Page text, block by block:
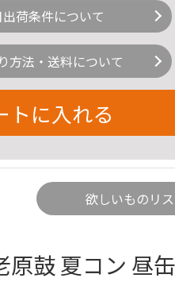
荷条件について
方法・送料について
トに入れる
欲しいものリ
鼓 夏コン 昼